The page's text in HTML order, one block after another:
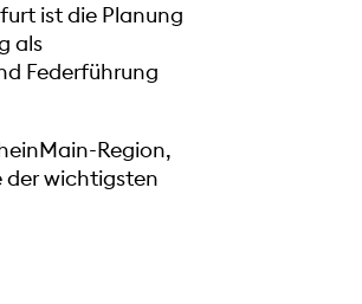
ist die Planung
als
Federführung
Region,
der wichtigsten